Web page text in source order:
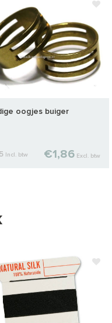
oogjes buiger
Incl. btw €1,86 Excl. btw